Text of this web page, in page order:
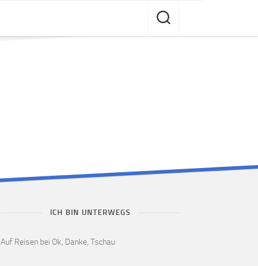
ICH BIN UNTERWEGS
Auf Reisen bei Ok, Danke, Tschau